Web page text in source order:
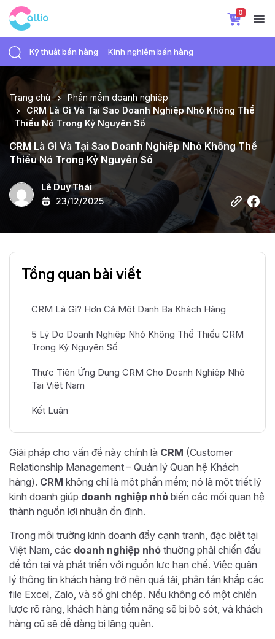
0
Kỹ thuật bán hàng Kinh nghiệm bán hàng
Trang chủ
Phần mềm doanh nghiệp
CRM Là Gì Và Tại Sao Doanh Nghiệp Nhỏ Không Thể
Thiếu Nó Trong Kỷ Nguyên Số
CRM Là Gì Và Tại Sao Doanh Nghiệp Nhỏ Không Thể
Thiếu Nó Trong Kỷ Nguyên Số
Lê Duy Thái
23/12/2025
Tổng quan bài viết
CRM Là Gì? Hơn Cả Một Danh Bạ Khách Hàng
5 Lý Do Doanh Nghiệp Nhỏ Không Thể Thiếu CRM
Trong Kỷ Nguyên Số
Thực Tiễn Ứng Dụng CRM Cho Doanh Nghiệp Nhỏ
Tại Việt Nam
Kết Luận
Giải pháp cho vấn đề này chính là CRM (Customer
Relationship Management – Quản lý Quan hệ Khách
hàng). CRM không chỉ là một phần mềm; nó là một triết lý
kinh doanh giúp doanh nghiệp nhỏ biến các mối quan hệ
thành nguồn lợi nhuận ổn định.
Trong môi trường kinh doanh đầy cạnh tranh, đặc biệt tại
Việt Nam, các doanh nghiệp nhỏ thường phải chiến đấu
để tồn tại và phát triển với nguồn lực hạn chế. Việc quản
lý thông tin khách hàng trở nên quá tải, phân tán khắp các
file Excel, Zalo, và sổ ghi chép. Nếu không có một chiến
lược rõ ràng, khách hàng tiềm năng sẽ bị bỏ sót, và khách
hàng cũ sẽ dễ dàng bị lãng quên.